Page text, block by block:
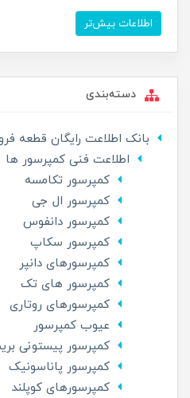
اطلاعات بیش‌تر
دسته‌بندی
بانک اطلاعت رایگان قطعه
اطلاعت فنی کمپرسور ها
کمپرسور تکامسه
کمپرسور ال جی
کمپرسور دانفوس
کمپرسور سکاپ
کمپرسورهای دانپر
کمپرسور های تک
کمپرسورهای روتاری
عیوب کمپرسور
کمپرسور پیستونی
کمپرسور پاناسونیک
کمپرسورهای کوپلند